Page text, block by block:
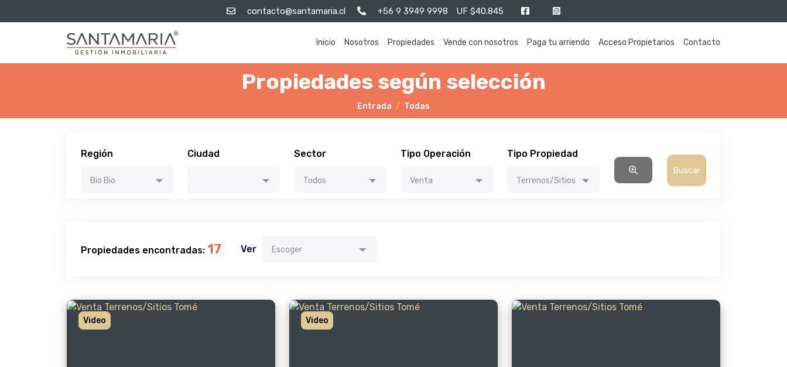
contacto@santamaria.cl +56 9 3949 9998 UF $40.845
Inicio Nosotros Propiedades Vende con nosotros Paga tu arriendo Acceso Propietarios Contacto
Propiedades según selección
Entrada Todas
Región
Bio Bio
Ciudad Sector
Todos
Tipo Operación
Venta
Tipo Propiedad
Terrenos/Sitios
Propiedades encontradas: 17 Ver Escoger
Video Video